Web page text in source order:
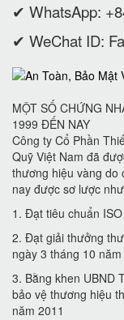
✔ WhatsApp:
✔ WeChat ID:
MỘT SỐ CHỨNG
1999 ĐẾN NAY
Công ty Cổ Phần
Quỹ Việt Nam đã
thương hiệu vàng do
nay được sơ lược
1. Đạt tiêu chuẩn
2. Đạt giải thưởng
ngày 3 tháng 10
3. Bằng khen UBND
bảo vệ thương hiệu
năm 2011